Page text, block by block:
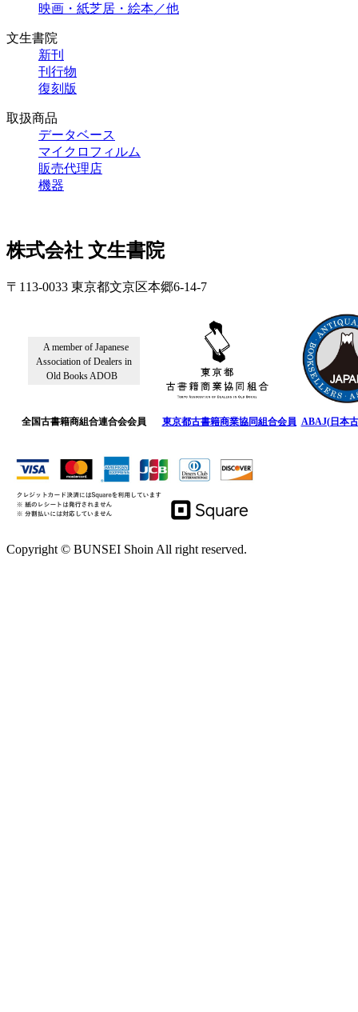
映画・紙芝居・絵本／他
文生書院
新刊
刊行物
復刻版
取扱商品
データベース
マイクロフィルム
販売代理店
機器
株式会社 文生書院
〒113-0033 東京都文京区本郷6-14-7
A member of Japanese
Association of Dealers in
Old Books ADOB
全国古書籍商組合連合会会員 東京都古書籍商業協同組合会員 ABAJ(日本
Copyright © BUNSEI Shoin All right reserved.